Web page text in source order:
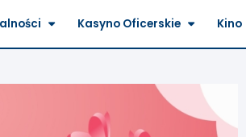
Kasyno Oficerskie Kino